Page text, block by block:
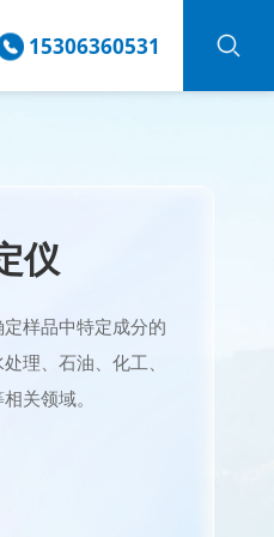
15306360531
仪
样品中特定成分的
理、石油、化工、
关领域。